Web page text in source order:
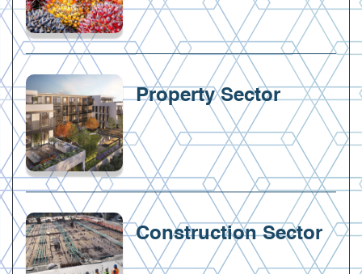
Property Sector
Construction Sector